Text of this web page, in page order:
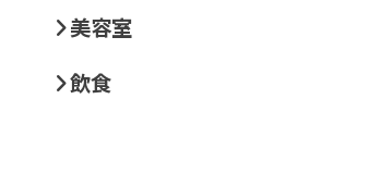
美容室
飲食